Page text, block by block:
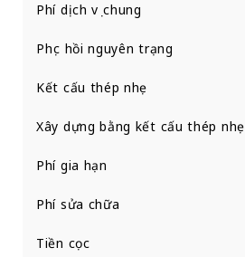
Phí dịch vụ chung
Phục hồi nguyên trạng
Kết cấu thép nhẹ
Xây dựng bằng kết cấu thép nhẹ
Phí gia hạn
Phí sửa chữa
Tiền cọc